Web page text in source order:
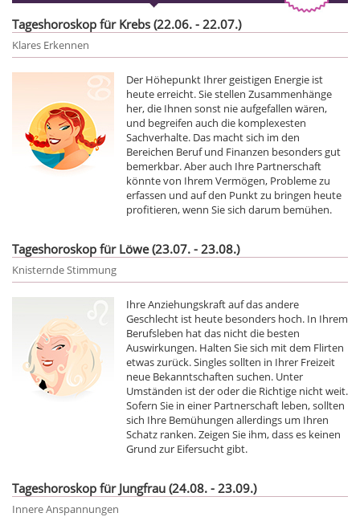
Tageshoroskop für Krebs (22.06. - 22.07.)
Klares Erkennen
Der Höhepunkt Ihrer geistigen Energie ist
heute erreicht. Sie stellen Zusammenhänge
her, die Ihnen sonst nie aufgefallen wären,
und begreifen auch die komplexesten
Sachverhalte. Das macht sich im den
Bereichen Beruf und Finanzen besonders gut
bemerkbar. Aber auch Ihre Partnerschaft
könnte von Ihrem Vermögen, Probleme zu
erfassen und auf den Punkt zu bringen heute
profitieren, wenn Sie sich darum bemühen.
Tageshoroskop für Löwe (23.07. - 23.08.)
Knisternde Stimmung
Ihre Anziehungskraft auf das andere
Geschlecht ist heute besonders hoch. In Ihrem
Berufsleben hat das nicht die besten
Auswirkungen. Halten Sie sich mit dem Flirten
etwas zurück. Singles sollten in Ihrer Freizeit
neue Bekanntschaften suchen. Unter
Umständen ist der oder die Richtige nicht weit.
Sofern Sie in einer Partnerschaft leben, sollten
sich Ihre Bemühungen allerdings um Ihren
Schatz ranken. Zeigen Sie ihm, dass es keinen
Grund zur Eifersucht gibt.
Tageshoroskop für Jungfrau (24.08. - 23.09.)
Innere Anspannungen